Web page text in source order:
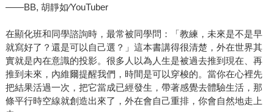
——BB, 胡靜如∕YouTuber
在顯化班和同學諮詢時，最常被同學問：「教練，未來是不是早
就寫好了？還是可以自己選？」這本書講得很清楚，外在世界其
實就是內在意識的投影。很多人以為人生是被過去推到現在、再
推到未來，內維爾提醒我們，時間是可以穿梭的。當你在心裡先
把結果活過一次，把它當成已經發生，帶著感覺去體驗生活，那
條平行時空線就創造出來了，外在會自己重排，你會自然地走上